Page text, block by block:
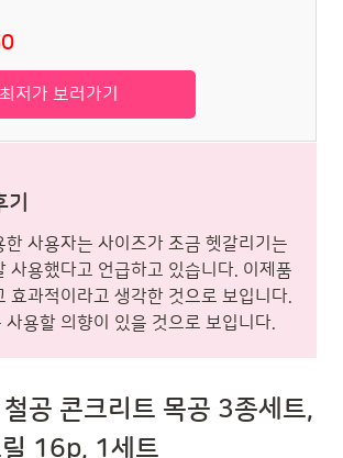
최저가 보러가기
한 사용자는 사이즈가 조금 헷갈리기는
사용했다고 언급하고 있습니다. 이제품
효과적이라고 생각한 것으로 보입니다.
사용할 의향이 있을 것으로 보입니다.
공 콘크리트 목공 3종세트,
16p, 1세트